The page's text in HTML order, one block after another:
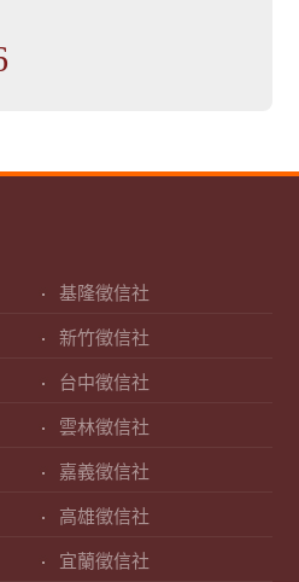
基隆徵信社
新竹徵信社
台中徵信社
雲林徵信社
嘉義徵信社
高雄徵信社
宜蘭徵信社